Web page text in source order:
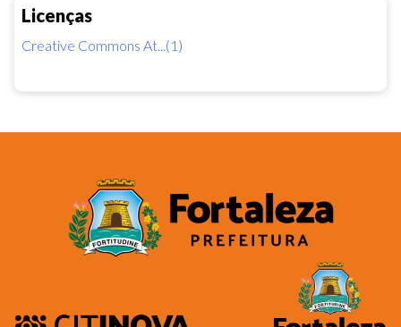
Licenças
Creative Commons At...(1)